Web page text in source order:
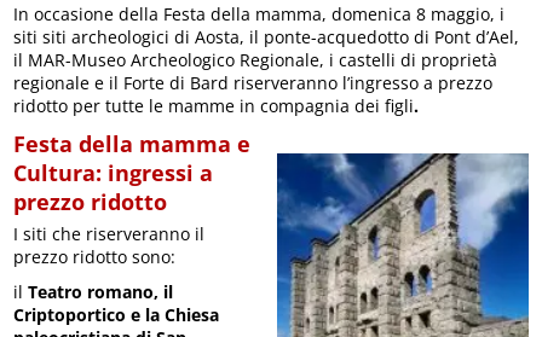
In occasione della Festa della mamma, domenica 8 maggio, i
siti siti archeologici di Aosta, il ponte-acquedotto di Pont d’Ael,
il MAR-Museo Archeologico Regionale, i castelli di proprietà
regionale e il Forte di Bard riserveranno l’ingresso a prezzo
ridotto per tutte le mamme in compagnia dei figli.
Festa della mamma e
Cultura: ingressi a
prezzo ridotto
I siti che riserveranno il
prezzo ridotto sono:
ilTeatro romano, il
Criptoportico e la Chiesa